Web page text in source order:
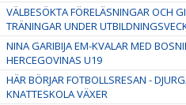
VÄLBESÖKTA FÖRELÄSNINGAR OCH
TRÄNINGAR UNDER
NINA GARIBIJA EM-KVALAR MED
HERCEGOVINAS U19
HÄR BÖRJAR FOTBOLLSRESAN -
KNATTESKOLA VÄXER